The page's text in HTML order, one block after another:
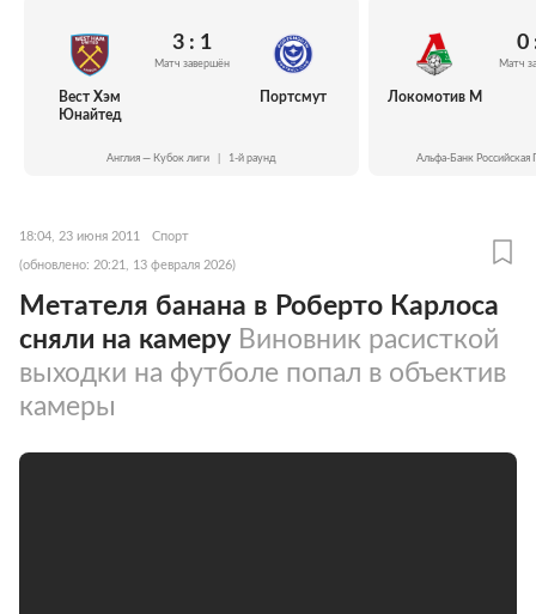
Вест Хэм
Юнайтед
3 : 1
Матч завершён
Портсмут
Англия — Кубок лиги 1-й раунд
Локомотив М
0
Матч
Альфа-Банк Российская
18:04, 23 июня 2011 Спорт
(обновлено: 20:21, 13 февраля 2026)
Метателя банана в Роберто Карлоса
сняли на камеру Виновник расисткой
выходки на футболе попал в объектив
камеры